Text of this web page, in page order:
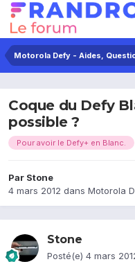
Motorola Defy - Aides,
Coque du Defy
possible ?
Pour avoir le Defy+ en Blanc.
Par Stone
4 mars 2012 dans Motorola
Stone
Posté(e) 4 mars